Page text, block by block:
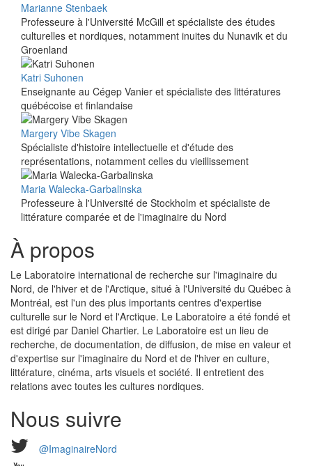
Marianne Stenbaek
Professeure à l'Université McGill et spécialiste des études
culturelles et nordiques, notamment inuites du Nunavik et du
Groenland
Katri Suhonen
Enseignante au Cégep Vanier et spécialiste des littératures
québécoise et finlandaise
Margery Vibe Skagen
Spécialiste d'histoire intellectuelle et d'étude des
représentations, notamment celles du vieillissement
Maria Walecka-Garbalinska
Professeure à l'Université de Stockholm et spécialiste de
littérature comparée et de l'imaginaire du Nord
À propos
Le Laboratoire international de recherche sur l'imaginaire du
Nord, de l'hiver et de l'Arctique, situé à l'Université du Québec à
Montréal, est l'un des plus importants centres d'expertise
culturelle sur le Nord et l'Arctique. Le Laboratoire a été fondé et
est dirigé par Daniel Chartier. Le Laboratoire est un lieu de
recherche, de documentation, de diffusion, de mise en valeur et
d'expertise sur l'imaginaire du Nord et de l'hiver en culture,
littérature, cinéma, arts visuels et société. Il entretient des
relations avec toutes les cultures nordiques.
Nous suivre
@ImaginaireNord